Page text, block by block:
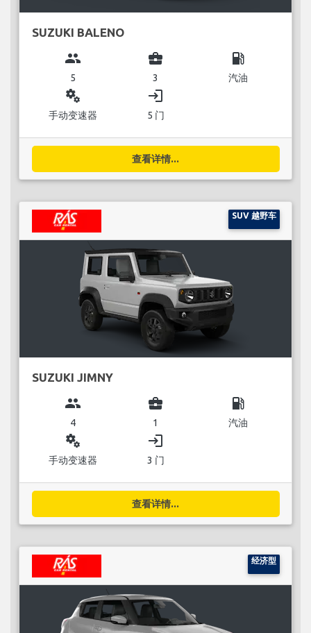
SUZUKI BALENO
group
5
business_center
3
local_gas_station
汽油
miscellaneous_services
手动变速器
login
5 门
查看详情...
SUV 越野车
SUZUKI JIMNY
group
4
business_center
1
local_gas_station
汽油
miscellaneous_services
手动变速器
login
3 门
查看详情...
经济型